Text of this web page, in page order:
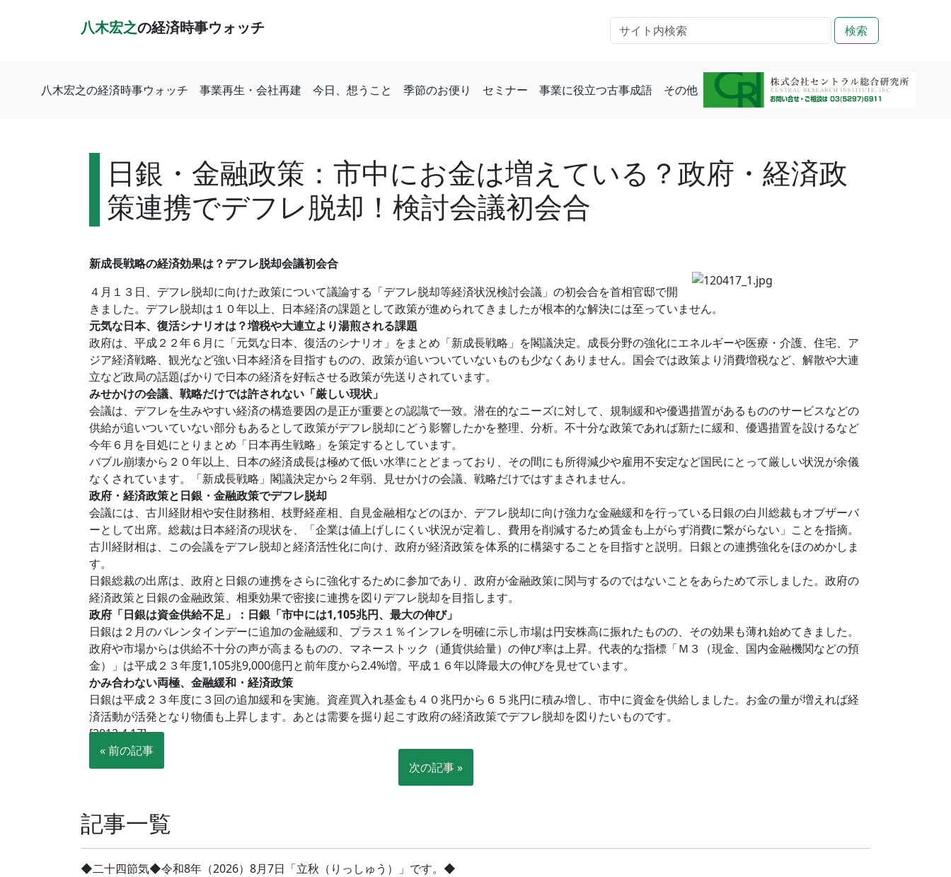
八木宏之の経済時事ウォッチ 検索
八木宏之の経済時事ウォッチ 事業再生・会社再建 今日、想うこと 季節のお便り セミナー 事業に役立つ古事成語 その他
日銀・金融政策：市中にお金は増えている？政府・経済政
策連携でデフレ脱却！検討会議初会合
新成長戦略の経済効果は？デフレ脱却会議初会合
４月１３日、デフレ脱却に向けた政策について議論する「デフレ脱却等経済状況検討会議」の初会合を首相官邸で開
きました。デフレ脱却は１０年以上、日本経済の課題として政策が進められてきましたが根本的な解決には至っていません。
元気な日本、復活シナリオは？増税や大連立より湯煎される課題
政府は、平成２２年６月に「元気な日本、復活のシナリオ」をまとめ「新成長戦略」を閣議決定。成長分野の強化にエネルギーや医療・介護、住宅、ア
ジア経済戦略、観光など強い日本経済を目指すものの、政策が追いついていないものも少なくありません。国会では政策より消費増税など、解散や大連
立など政局の話題ばかりで日本の経済を好転させる政策が先送りされています。
みせかけの会議、戦略だけでは許されない「厳しい現状」
会議は、デフレを生みやすい経済の構造要因の是正が重要との認識で一致。潜在的なニーズに対して、規制緩和や優遇措置があるもののサービスなどの
供給が追いついていない部分もあるとして政策がデフレ脱却にどう影響したかを整理、分析。不十分な政策であれば新たに緩和、優遇措置を設けるなど
今年６月を目処にとりまとめ「日本再生戦略」を策定するとしています。
バブル崩壊から２０年以上、日本の経済成長は極めて低い水準にとどまっており、その間にも所得減少や雇用不安定など国民にとって厳しい状況が余儀
なくされています。「新成長戦略」閣議決定から２年弱、見せかけの会議、戦略だけではすまされません。
政府・経済政策と日銀・金融政策でデフレ脱却
会議には、古川経財相や安住財務相、枝野経産相、自見金融相などのほか、デフレ脱却に向け強力な金融緩和を行っている日銀の白川総裁もオブザーバ
ーとして出席。総裁は日本経済の現状を、「企業は値上げしにくい状況が定着し、費用を削減するため賃金も上がらず消費に繋がらない」ことを指摘。
古川経財相は、この会議をデフレ脱却と経済活性化に向け、政府が経済政策を体系的に構築することを目指すと説明。日銀との連携強化をほのめかしま
す。
日銀総裁の出席は、政府と日銀の連携をさらに強化するために参加であり、政府が金融政策に関与するのではないことをあらためて示しました。政府の
経済政策と日銀の金融政策、相乗効果で密接に連携を図りデフレ脱却を目指します。
政府「日銀は資金供給不足」：日銀「市中には1,105兆円、最大の伸び」
日銀は２月のバレンタインデーに追加の金融緩和、プラス１％インフレを明確に示し市場は円安株高に振れたものの、その効果も薄れ始めてきました。
政府や市場からは供給不十分の声が高まるものの、マネーストック（通貨供給量）の伸び率は上昇。代表的な指標「Ｍ３（現金、国内金融機関などの預
金）」は平成２３年度1,105兆9,000億円と前年度から2.4%増。平成１６年以降最大の伸びを見せています。
かみ合わない両極、金融緩和・経済政策
日銀は平成２３年度に３回の追加緩和を実施。資産買入れ基金も４０兆円から６５兆円に積み増し、市中に資金を供給しました。お金の量が増えれば経
済活動が活発となり物価も上昇します。あとは需要を掘り起こす政府の経済政策でデフレ脱却を図りたいものです。
[2012.4.17]
« 前の記事
次の記事 »
記事一覧
◆二十四節気◆令和8年（2026）8月7日「立秋（りっしゅう）」です。◆